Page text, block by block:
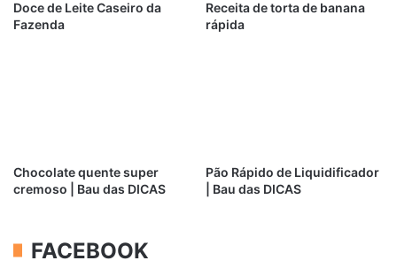
Doce de Leite Caseiro da
Fazenda
Receita de torta de banana
rápida
Chocolate quente super
cremoso | Bau das DICAS
Pão Rápido de Liquidificador
| Bau das DICAS
FACEBOOK